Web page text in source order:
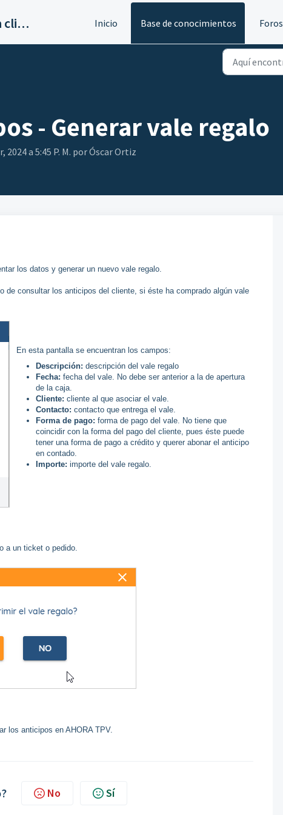
Servicios de implantación a clientes de Ahora Inicio Base de conocimientos Foros
- Generar vale regalo
a 5:45 P. M. por Óscar Ortiz
los datos y generar un nuevo vale regalo.
de consultar los anticipos del cliente, si éste ha comprado algún vale
En esta pantalla se encuentran los campos:
Descripción: descripción del vale regalo
Fecha: fecha del vale. No debe ser anterior a la de apertura
de la caja.
Cliente: cliente al que asociar el vale.
Contacto: contacto que entrega el vale.
Forma de pago: forma de pago del vale. No tiene que
coincidir con la forma del pago del cliente, pues éste puede
tener una forma de pago a crédito y querer abonar el anticipo
en contado.
Importe: importe del vale regalo.
a un ticket o pedido.
los anticipos en AHORA TPV.
No Sí